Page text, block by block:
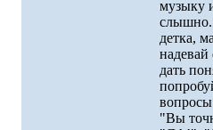
музыку
слышно.
детка,
дать
"Вы